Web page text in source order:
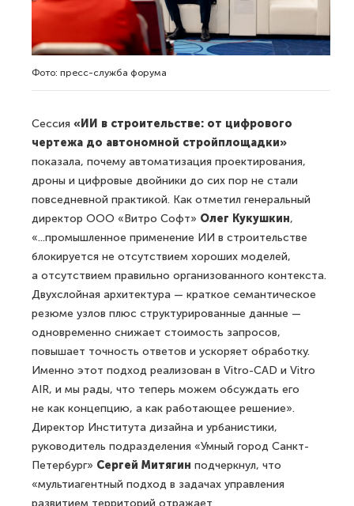
Фото: пресс-служба форума
Сессия «ИИ в строительстве: от цифрового
чертежа до автономной стройплощадки»
показала, почему автоматизация проектирования,
дроны и цифровые двойники до сих пор не стали
повседневной практикой. Как отметил генеральный
директор ООО «Витро Софт» Олег Кукушкин,
«...промышленное применение ИИ в строительстве
блокируется не отсутствием хороших моделей,
а отсутствием правильно организованного контекста.
Двухслойная архитектура — краткое семантическое
резюме узлов плюс структурированные данные —
одновременно снижает стоимость запросов,
повышает точность ответов и ускоряет обработку.
Именно этот подход реализован в Vitro-CAD и Vitro
AIR, и мы рады, что теперь можем обсуждать его
не как концепцию, а как работающее решение».
Директор Института дизайна и урбанистики,
руководитель подразделения «Умный город Санкт-
Петербург» Сергей Митягин подчеркнул, что
«мультиагентный подход в задачах управления
развитием территорий отражает